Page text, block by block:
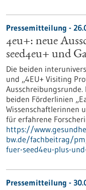
Pressemitteilung -
4eu+: neue
seed4eu+ und
Die beiden
und „4EU+ Visiting
beiden Förderlinien
Wissenschaftlerinnen
für erfahrene
https://
bw.de/fachbeitrag/
fuer-seed4eu-plus-
Pressemitteilung -